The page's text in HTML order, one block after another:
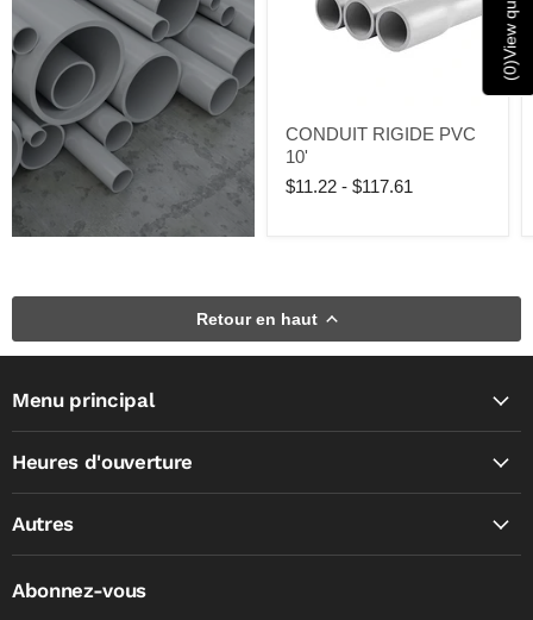
CONDUIT RIGIDE PVC
10'
$11.22 - $117.61
Retour en haut
Menu principal
Heures d'ouverture
Autres
Abonnez-vous
(
0
)
View quote